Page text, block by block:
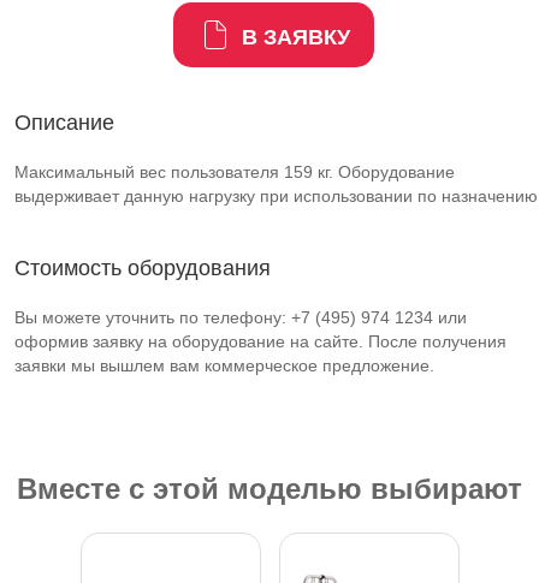
В ЗАЯВКУ
Описание
Максимальный вес пользователя 159 кг. Оборудование
выдерживает данную нагрузку при использовании по
Стоимость оборудования
Вы можете уточнить по телефону: +7 (495) 974 1234 или
оформив заявку на оборудование на сайте. После получения
заявки мы вышлем вам коммерческое предложение.
Вместе с этой моделью выбирают